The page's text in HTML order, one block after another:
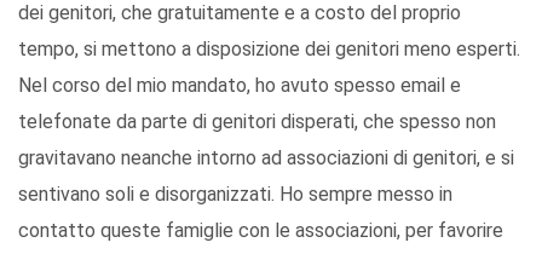
dei genitori, che gratuitamente e a costo del proprio
tempo, si mettono a disposizione dei genitori meno esperti.
Nel corso del mio mandato, ho avuto spesso email e
telefonate da parte di genitori disperati, che spesso non
gravitavano neanche intorno ad associazioni di genitori, e si
sentivano soli e disorganizzati. Ho sempre messo in
contatto queste famiglie con le associazioni, per favorire